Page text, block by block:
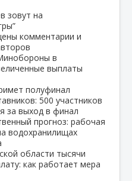
зовут на
комментарии и
в
выплаты
полуфинал
500 участников
выход в финал
прогноз: рабочая
водохранилищах
области тысячи
как работает мера